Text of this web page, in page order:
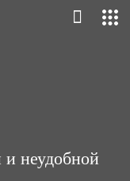
неудобной